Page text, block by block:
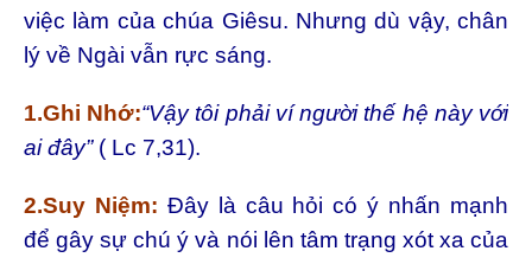
việc làm của chúa Giêsu. Nhưng dù vậy, chân
lý về Ngài vẫn rực sáng.
1.Ghi Nhớ:“Vậy tôi phải ví người thế hệ này với
ai đây” ( Lc 7,31).
2.Suy Niệm: Đây là câu hỏi có ý nhấn mạnh
để gây sự chú ý và nói lên tâm trạng xót xa của